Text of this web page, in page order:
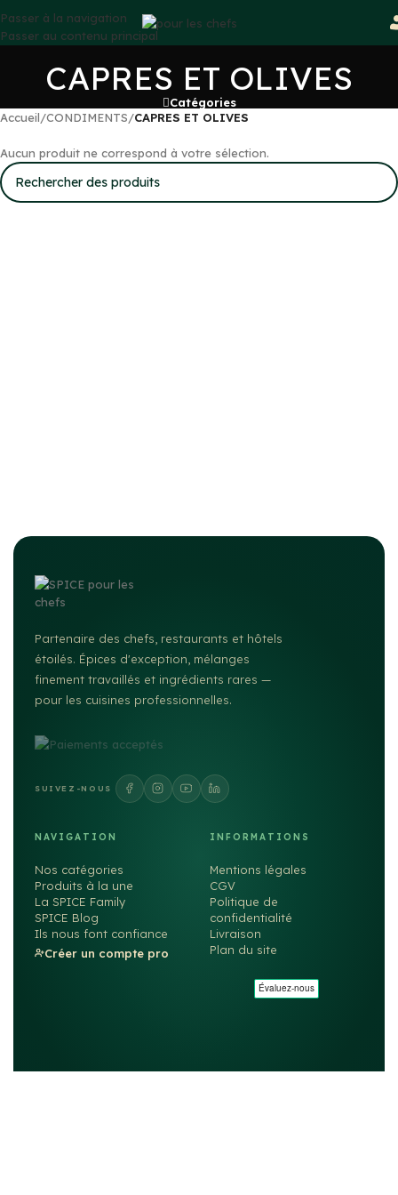
Passer à la navigation
Passer au contenu principal
CAPRES ET OLIVES
Catégories
Accueil/CONDIMENTS/CAPRES ET OLIVES
Aucun produit ne correspond à votre sélection.
Partenaire des chefs, restaurants et hôtels
étoilés. Épices d'exception, mélanges
finement travaillés et ingrédients rares —
pour les cuisines professionnelles.
SUIVEZ-NOUS
NAVIGATION
Nos catégories
Produits à la une
La SPICE Family
SPICE Blog
Ils nous font confiance
Créer un compte pro
INFORMATIONS
Mentions légales
CGV
Politique de
confidentialité
Livraison
Plan du site